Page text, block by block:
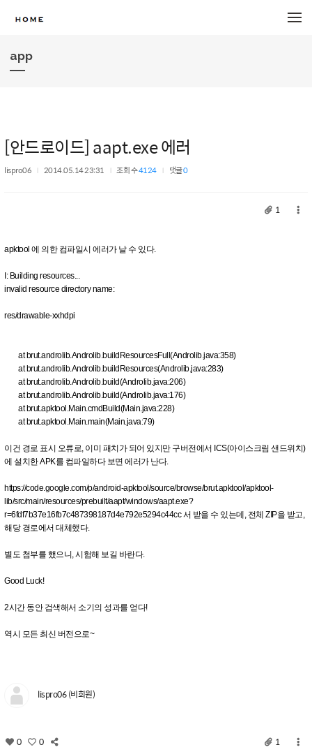
app
[안드로이드] aapt.exe 에러
lispro06 2014.05.14 23:31 조회 수4124 댓글0
1
apktool 에 의한 컴파일시 에러가 날 수 있다.
I: Building resources...
invalid resource directory name:
res/drawable-xxhdpi
at brut.androlib.Androlib.buildResourcesFull(Androlib.java:358)
at brut.androlib.Androlib.buildResources(Androlib.java:283)
at brut.androlib.Androlib.build(Androlib.java:206)
at brut.androlib.Androlib.build(Androlib.java:176)
at brut.apktool.Main.cmdBuild(Main.java:228)
at brut.apktool.Main.main(Main.java:79)
이건 경로 표시 오류로, 이미 패치가 되어 있지만 구버전에서 ICS(아이스크림 샌드위치)
에 설치한 APK를 컴파일하다 보면 에러가 난다.
https://code.google.com/p/android-apktool/source/browse/brut.apktool/apktool-
lib/src/main/resources/prebuilt/aapt/windows/aapt.exe?
r=6fdf7b37e16fb7c487398187d4e792e5294c44cc 서 받을 수 있는데, 전체 ZIP을 받고,
해당 경로에서 대체했다.
별도 첨부를 했으니, 시험해 보길 바란다.
Good Luck!
2시간 동안 검색해서 소기의 성과를 얻다!
역시 모든 최신 버전으로~
lispro06 (비회원)
0 0 1